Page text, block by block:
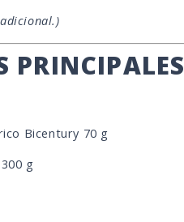
PRINCIPALES
Bicentury 70 g
g